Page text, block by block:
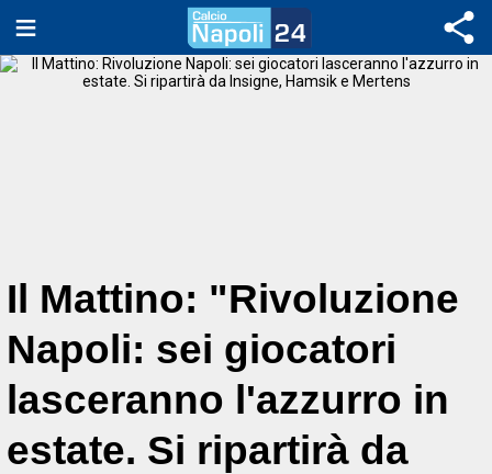
Il Mattino: "Rivoluzione
Napoli: sei giocatori
lasceranno l'azzurro in
estate. Si ripartirà da